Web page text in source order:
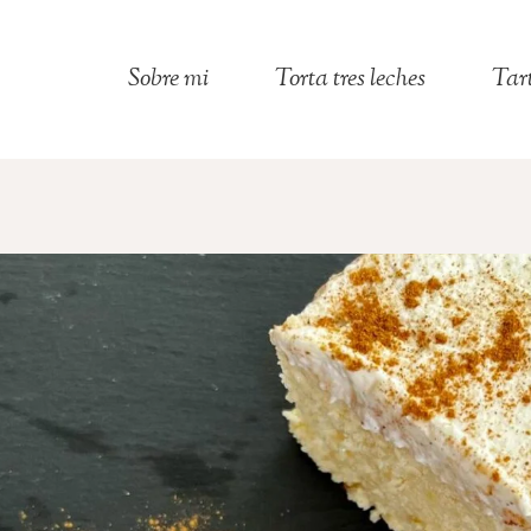
Sobre mi Torta tres leches